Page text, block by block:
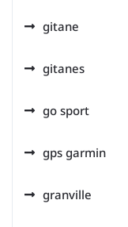
gitane
gitanes
go sport
gps garmin
granville